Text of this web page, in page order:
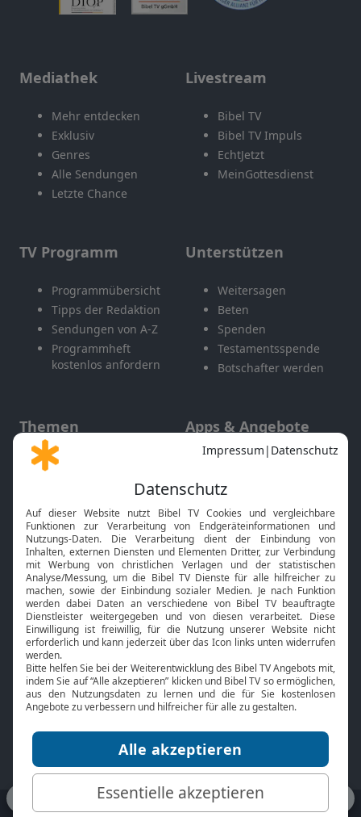
Mediathek
Mehr entdecken
Exklusiv
Genres
Alle Sendungen
Letzte Chance
Livestream
Bibel TV
Bibel TV Impuls
EchtJetzt
MeinGottesdienst
TV Programm
Programmübersicht
Tipps der Redaktion
Sendungen von A-Z
Programmheft
kostenlos anfordern
Unterstützen
Weitersagen
Beten
Spenden
Testamentsspende
Botschafter werden
Themen
Gott und Bibel erklärt
Neuigkeiten
Apps & Angebote
Mobile App
Smart TV
HbbTV
Bibelthek Online-Bibel
Nächster Gottesdienst
Bibel TV
Über uns
Jobs
Mediadaten
Service
Kontakt
TV-Empfang
bibeltv.de: Impressum Datenschutz